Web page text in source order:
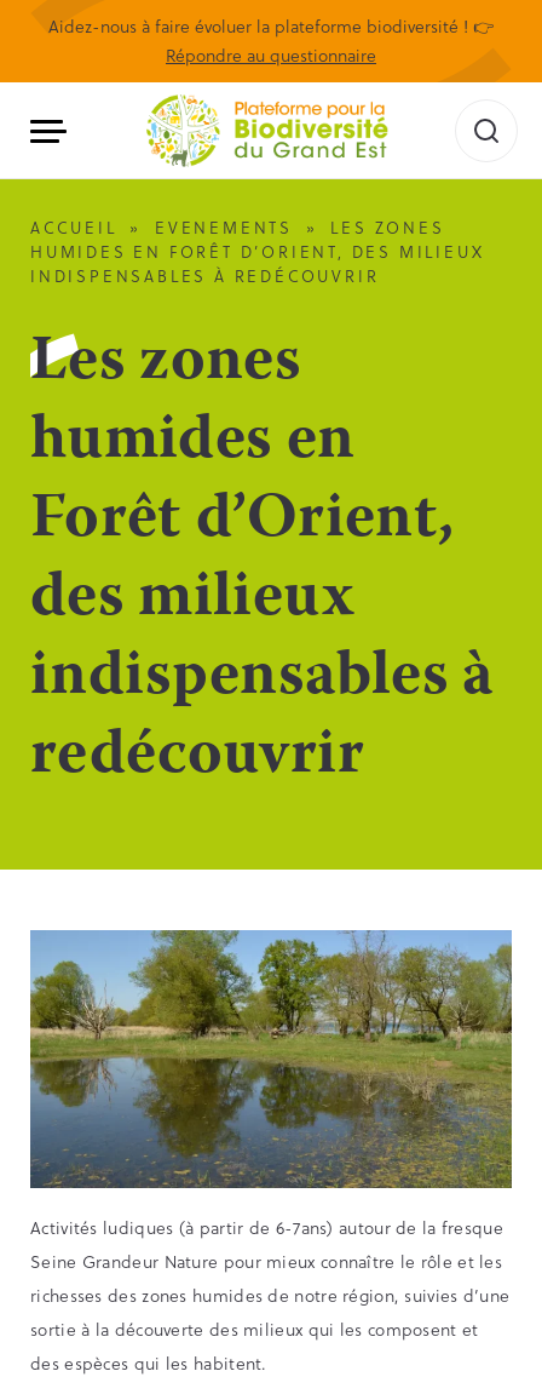
Aidez-nous à faire évoluer la plateforme biodiversité ! 👉
Répondre au questionnaire
ACCUEIL » EVENEMENTS »
LES ZONES
HUMIDES EN FORÊT D’ORIENT, DES MILIEUX
INDISPENSABLES À REDÉCOUVRIR
Les zones
humides en
Forêt d’Orient,
des milieux
indispensables à
redécouvrir
Activités ludiques (à partir de 6-7ans) autour de la fresque
Seine Grandeur Nature pour mieux connaître le rôle et les
richesses des zones humides de notre région, suivies d’une
sortie à la découverte des milieux qui les composent et
des espèces qui les habitent.